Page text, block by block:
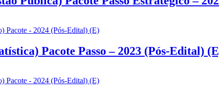
Pacote Passo – 2023 (Pós-Edital)